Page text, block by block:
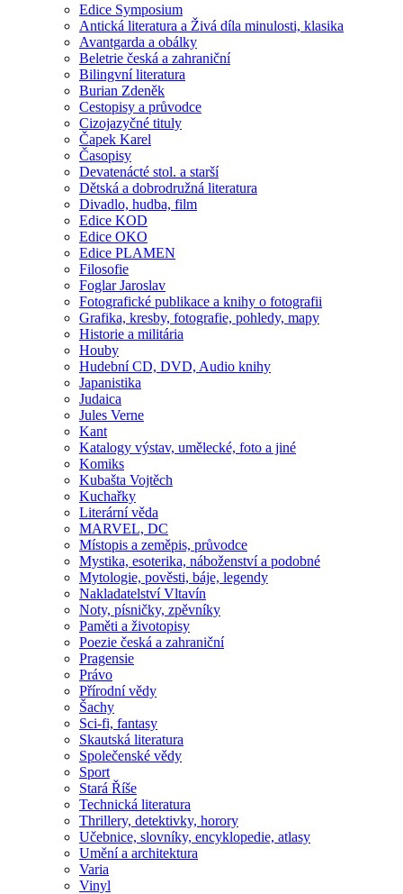
Edice Symposium
Antická literatura a Živá díla minulosti, klasika
Avantgarda a obálky
Beletrie česká a zahraniční
Bilingvní literatura
Burian Zdeněk
Cestopisy a průvodce
Cizojazyčné tituly
Čapek Karel
Časopisy
Devatenácté stol. a starší
Dětská a dobrodružná literatura
Divadlo, hudba, film
Edice KOD
Edice OKO
Edice PLAMEN
Filosofie
Foglar Jaroslav
Fotografické publikace a knihy o fotografii
Grafika, kresby, fotografie, pohledy, mapy
Historie a militária
Houby
Hudební CD, DVD, Audio knihy
Japanistika
Judaica
Jules Verne
Kant
Katalogy výstav, umělecké, foto a jiné
Komiks
Kubašta Vojtěch
Kuchařky
Literární věda
MARVEL, DC
Místopis a zeměpis, průvodce
Mystika, esoterika, náboženství a podobné
Mytologie, pověsti, báje, legendy
Nakladatelství Vltavín
Noty, písničky, zpěvníky
Paměti a životopisy
Poezie česká a zahraniční
Pragensie
Právo
Přírodní vědy
Šachy
Sci-fi, fantasy
Skautská literatura
Společenské vědy
Sport
Stará Říše
Technická literatura
Thrillery, detektivky, horory
Učebnice, slovníky, encyklopedie, atlasy
Umění a architektura
Varia
Vinyl